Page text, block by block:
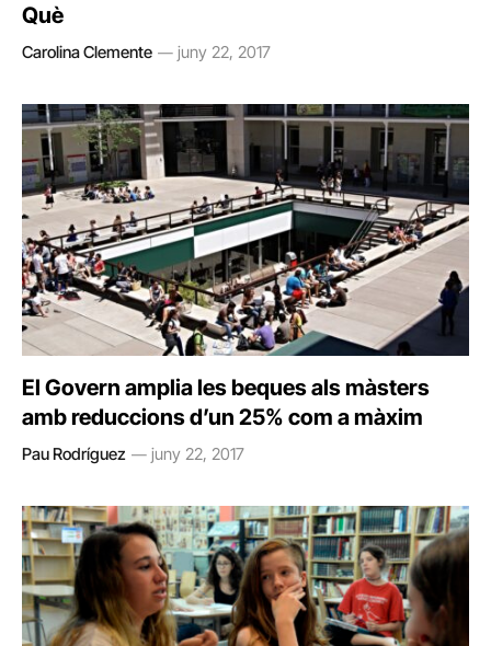
Què
Carolina Clemente juny 22, 2017
El Govern amplia les beques als màsters
amb reduccions d’un 25% com a màxim
Pau Rodríguez juny 22, 2017